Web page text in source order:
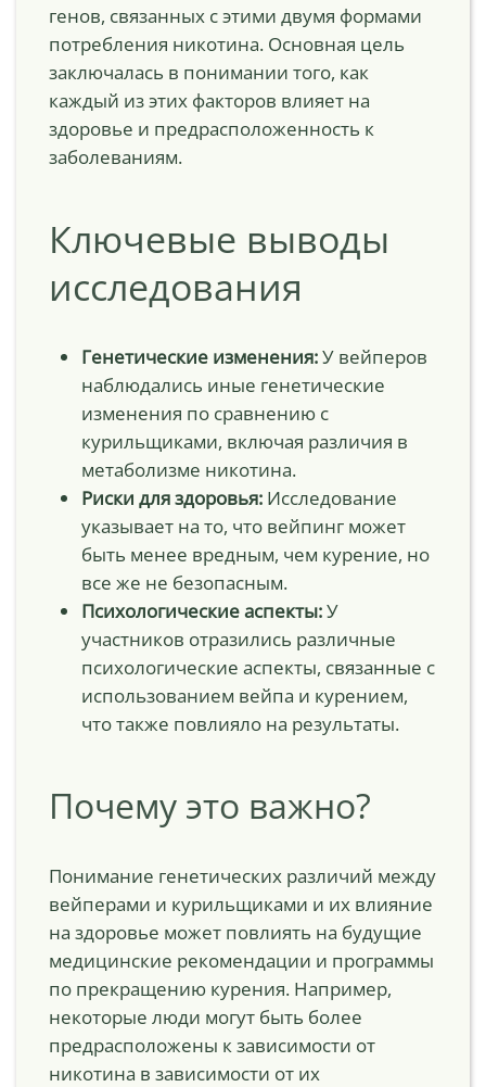
генов, связанных с этими двумя формами
потребления никотина. Основная цель
заключалась в понимании того, как
каждый из этих факторов влияет на
здоровье и предрасположенность к
заболеваниям.
Ключевые выводы
исследования
Генетические изменения:У вейперов
наблюдались иные генетические
изменения по сравнению с
курильщиками, включая различия в
метаболизме никотина.
Риски для здоровья: Исследование
указывает на то, что вейпинг может
быть менее вредным, чем курение, но
все же не безопасным.
Психологические аспекты:У
участников отразились различные
психологические аспекты, связанные с
использованием вейпа и курением,
что также повлияло на результаты.
Почему это важно?
Понимание генетических различий между
вейперами и курильщиками и их влияние
на здоровье может повлиять на будущие
медицинские рекомендации и программы
по прекращению курения. Например,
некоторые люди могут быть более
предрасположены к зависимости от
никотина в зависимости от их